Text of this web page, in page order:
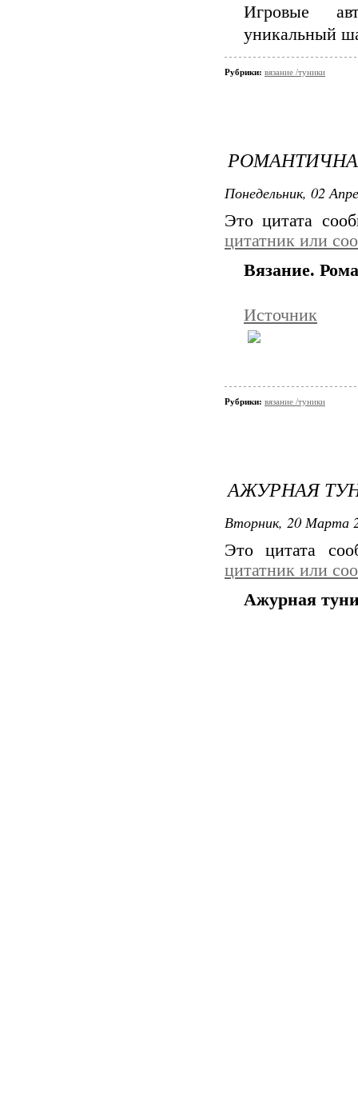
Игровые
уникальный
Рубрики: вязание /туники
Понедельник, 02
Это цитата
цитатник или
Вязание.
Источник
Рубрики: вязание /туники
АЖУРНАЯ
Вторник, 20 Марта
Это цитата
цитатник или
Ажурная